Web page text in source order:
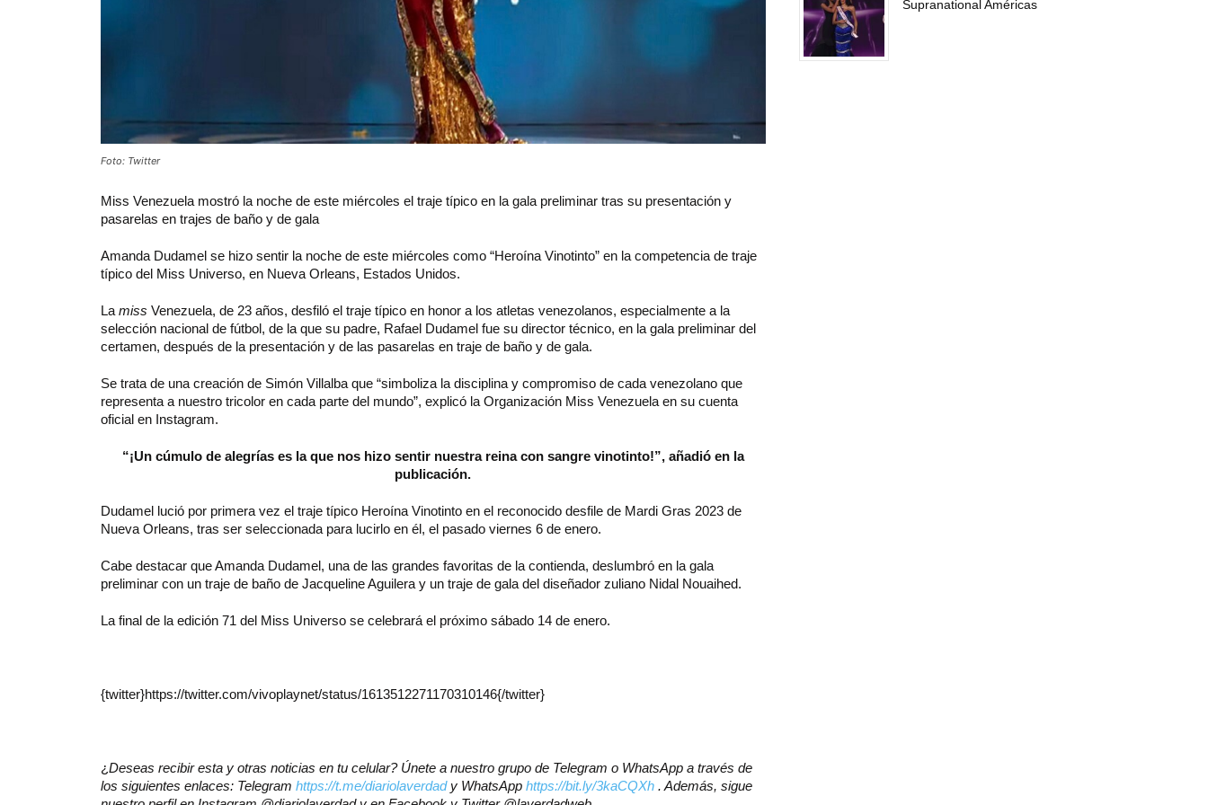
Foto: Twitter
Miss Venezuela mostró la noche de este miércoles el traje típico en la gala preliminar tras su presentación y
pasarelas en trajes de baño y de gala
Amanda Dudamel se hizo sentir la noche de este miércoles como “Heroína Vinotinto” en la competencia de traje
típico del Miss Universo, en Nueva Orleans, Estados Unidos.
La miss Venezuela, de 23 años, desfiló el traje típico en honor a los atletas venezolanos, especialmente a la
selección nacional de fútbol, de la que su padre, Rafael Dudamel fue su director técnico, en la gala preliminar del
certamen, después de la presentación y de las pasarelas en traje de baño y de gala.
Se trata de una creación de Simón Villalba que “simboliza la disciplina y compromiso de cada venezolano que
representa a nuestro tricolor en cada parte del mundo”, explicó la Organización Miss Venezuela en su cuenta
oficial en Instagram.
“¡Un cúmulo de alegrías es la que nos hizo sentir nuestra reina con sangre vinotinto!”, añadió en la
publicación.
Dudamel lució por primera vez el traje típico Heroína Vinotinto en el reconocido desfile de Mardi Gras 2023 de
Nueva Orleans, tras ser seleccionada para lucirlo en él, el pasado viernes 6 de enero.
Cabe destacar que Amanda Dudamel, una de las grandes favoritas de la contienda, deslumbró en la gala
preliminar con un traje de baño de Jacqueline Aguilera y un traje de gala del diseñador zuliano Nidal Nouaihed.
La final de la edición 71 del Miss Universo se celebrará el próximo sábado 14 de enero.
{twitter}https://twitter.com/vivoplaynet/status/1613512271170310146{/twitter}
¿Deseas recibir esta y otras noticias en tu celular? Únete a nuestro grupo de Telegram o WhatsApp a través de
los siguientes enlaces: Telegram https://t.me/diariolaverdady WhatsApp https://bit.ly/3kaCQXh . Además, sigue
Supranational Américas